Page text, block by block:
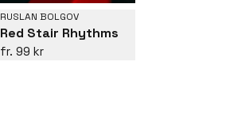
RUSLAN BOLGOV
Red Stair Rhythms
99 kr